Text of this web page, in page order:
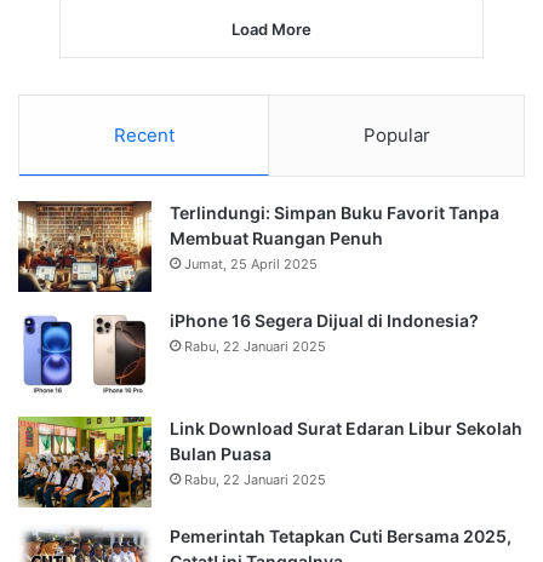
Load More
Recent Popular
Terlindungi: Simpan Buku Favorit Tanpa
Membuat Ruangan Penuh
Jumat, 25 April 2025
iPhone 16 Segera Dijual di Indonesia?
Rabu, 22 Januari 2025
Link Download Surat Edaran Libur Sekolah
Bulan Puasa
Rabu, 22 Januari 2025
Pemerintah Tetapkan Cuti Bersama 2025,